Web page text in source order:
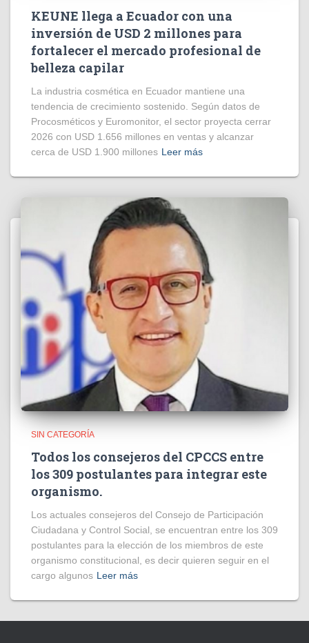
KEUNE llega a Ecuador con una
inversión de USD 2 millones para
fortalecer el mercado profesional de
belleza capilar
La industria cosmética en Ecuador mantiene una
tendencia de crecimiento sostenido. Según datos de
Procosméticos y Euromonitor, el sector proyecta cerrar
2026 con USD 1.656 millones en ventas y alcanzar
cerca de USD 1.900 millones Leer más
SIN CATEGORÍA
Todos los consejeros del CPCCS entre
los 309 postulantes para integrar este
organismo.
Los actuales consejeros del Consejo de Participación
Ciudadana y Control Social, se encuentran entre los 309
postulantes para la elección de los miembros de este
organismo constitucional, es decir quieren seguir en el
cargo algunos Leer más